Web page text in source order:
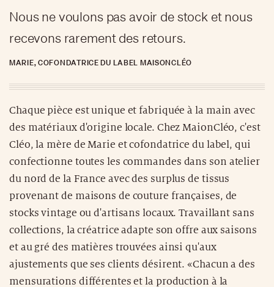
Nous ne voulons pas avoir de stock et nous
recevons rarement des retours.
MARIE, COFONDATRICE DU LABEL MAISONCLÉO
Chaque pièce est unique et fabriquée à la main avec
des matériaux d'origine locale. Chez MaionCléo, c'est
Cléo, la mère de Marie et cofondatrice du label, qui
confectionne toutes les commandes dans son atelier
du nord de la France avec des surplus de tissus
provenant de maisons de couture françaises, de
stocks vintage ou d'artisans locaux. Travaillant sans
collections, la créatrice adapte son offre aux saisons
et au gré des matières trouvées ainsi qu'aux
ajustements que ses clients désirent. «Chacun a des
mensurations différentes et la production à la